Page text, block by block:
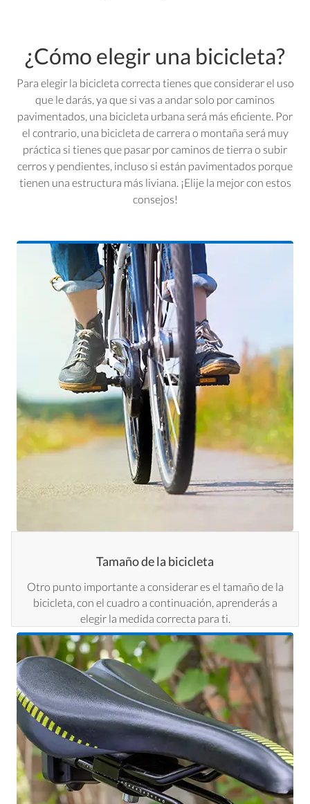
¿Cómo elegir una bicicleta?
Para elegir la bicicleta correcta tienes que considerar el uso
que le darás, ya que si vas a andar solo por caminos
pavimentados, una bicicleta urbana será más eficiente. Por
el contrario, una bicicleta de carrera o montaña será muy
práctica si tienes que pasar por caminos de tierra o subir
cerros y pendientes, incluso si están pavimentados porque
tienen una estructura más liviana. ¡Elije la mejor con estos
consejos!
Tamaño de la bicicleta
Otro punto importante a considerar es el tamaño de la
bicicleta, con el cuadro a continuación, aprenderás a
elegir la medida correcta para ti.